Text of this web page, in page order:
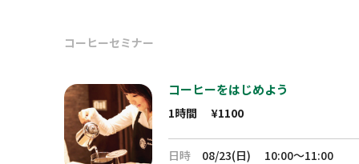
コーヒーセミナー
コーヒーをはじめよう
1時間 ¥1100
日時 08/23(日)
10:00～11:00